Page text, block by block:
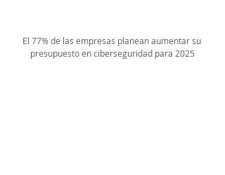
El 77% de las empresas planean aumentar su
presupuesto en ciberseguridad para 2025